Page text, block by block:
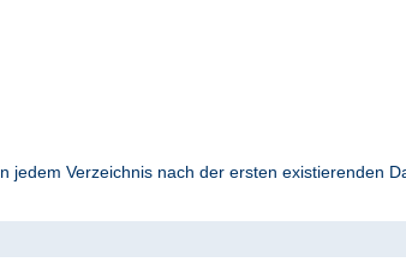
Verzeichnis nach der ersten existierenden